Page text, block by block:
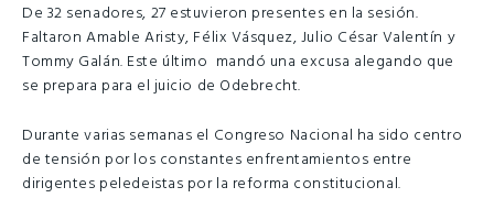
De 32 senadores, 27 estuvieron presentes en la sesión.
Faltaron Amable Aristy, Félix Vásquez, Julio César Valentín y
Tommy Galán. Este último mandó una excusa alegando que
se prepara para el juicio de Odebrecht.
Durante varias semanas el Congreso Nacional ha sido centro
de tensión por los constantes enfrentamientos entre
dirigentes peledeistas por la reforma constitucional.